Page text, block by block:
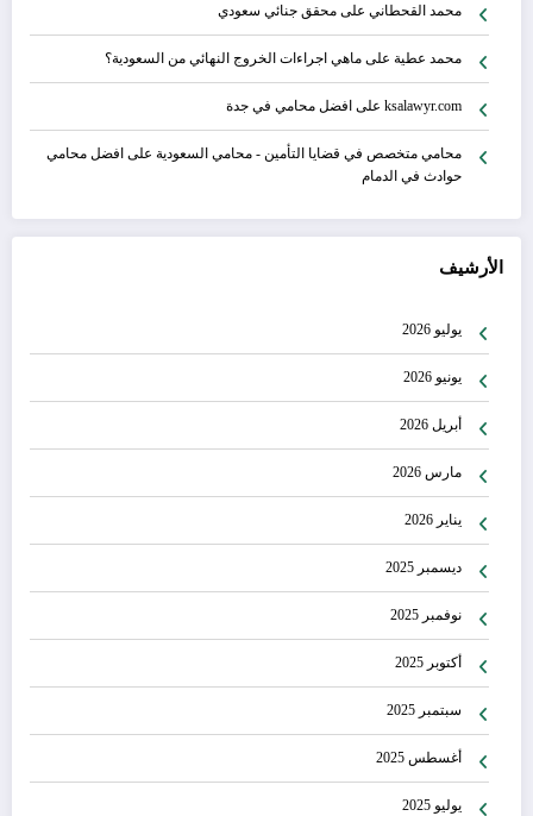
محمد القحطاني على محقق جنائي سعودي
محمد عطية على ماهي اجراءات الخروج النهائي من السعودية؟
ksalawyr.com على افضل محامي في جدة
محامي متخصص في قضايا التأمين - محامي السعودية على افضل محامي
حوادث في الدمام
الأرشيف
يوليو 2026
يونيو 2026
أبريل 2026
مارس 2026
يناير 2026
ديسمبر 2025
نوفمبر 2025
أكتوبر 2025
سبتمبر 2025
أغسطس 2025
يوليو 2025